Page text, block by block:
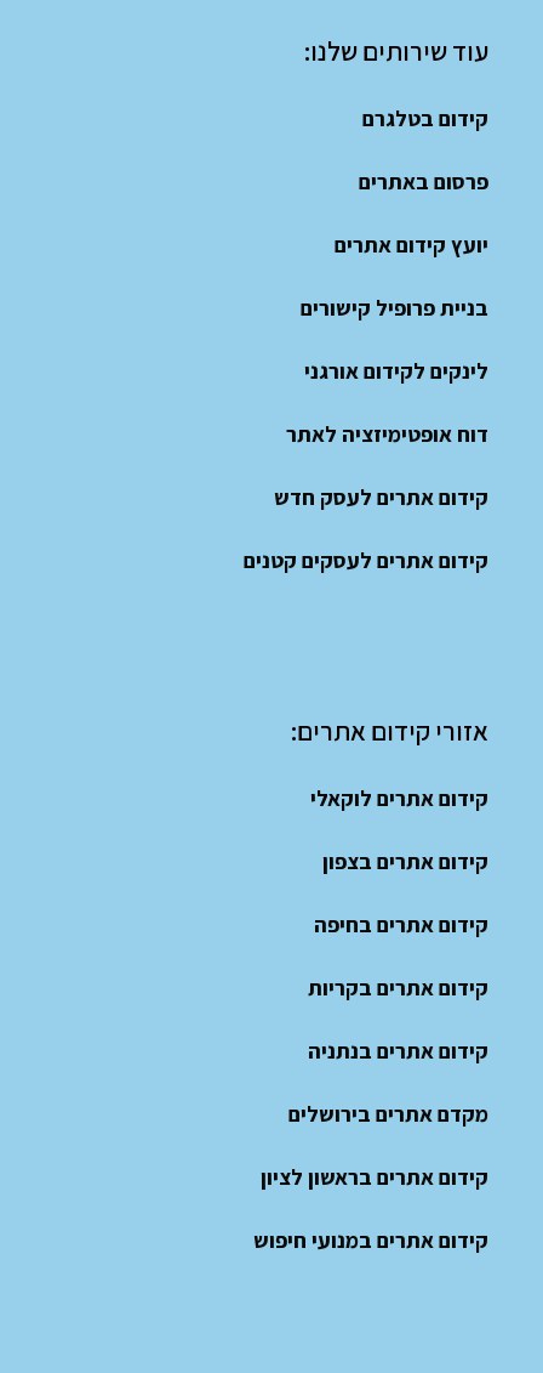
עוד שירותים שלנו:
קידום בטלגרם
פרסום באתרים
יועץ קידום אתרים
בניית פרופיל קישורים
לינקים לקידום אורגני
דוח אופטימיזציה לאתר
קידום אתרים לעסק חדש
קידום אתרים לעסקים קטנים
אזורי קידום אתרים:
קידום אתרים לוקאלי
קידום אתרים בצפון
קידום אתרים בחיפה
קידום אתרים בקריות
קידום אתרים בנתניה
מקדם אתרים בירושלים
קידום אתרים בראשון לציון
קידום אתרים במנועי חיפוש